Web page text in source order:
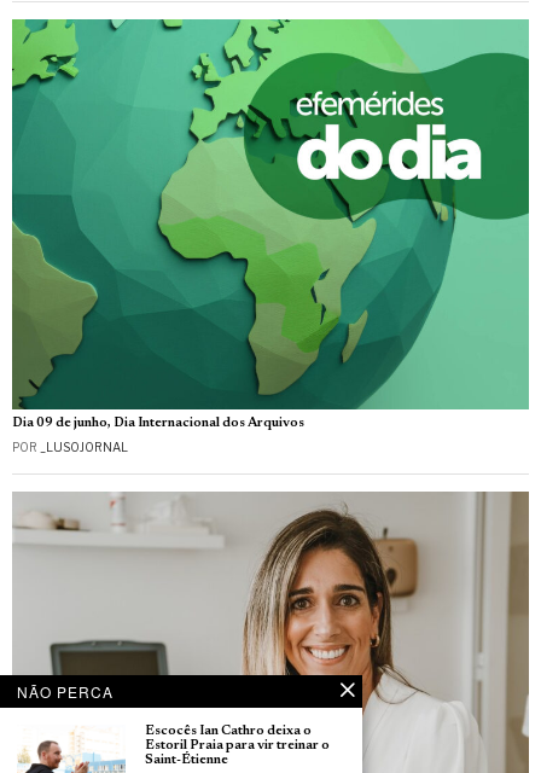
Dia 09 de junho, Dia Internacional dos Arquivos
POR _LUSOJORNAL
NÃO PERCA
Escocês Ian Cathro deixa o
Estoril Praia para vir treinar o
Saint-Étienne